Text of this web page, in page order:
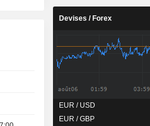
Devises / Forex
EUR / USD
EUR / GBP